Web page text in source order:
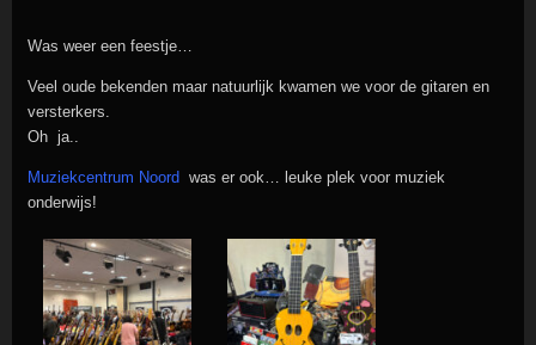
Was weer een feestje…
Veel oude bekenden maar natuurlijk kwamen we voor de gitaren en
versterkers.
Oh ja..
Muziekcentrum Noord was er ook… leuke plek voor muziek
onderwijs!